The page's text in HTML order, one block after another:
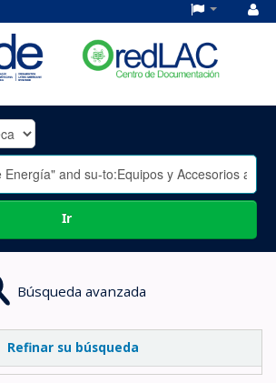
Ir
Búsqueda avanzada
Refinar su búsqueda